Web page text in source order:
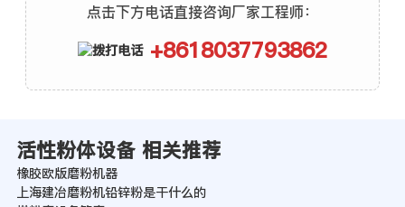
点击下方电话直接咨询厂家工程师：
+8618037793862
活性粉体设备 相关推荐
橡胶欧版磨粉机器
上海建冶磨粉机铅锌粉是干什么的